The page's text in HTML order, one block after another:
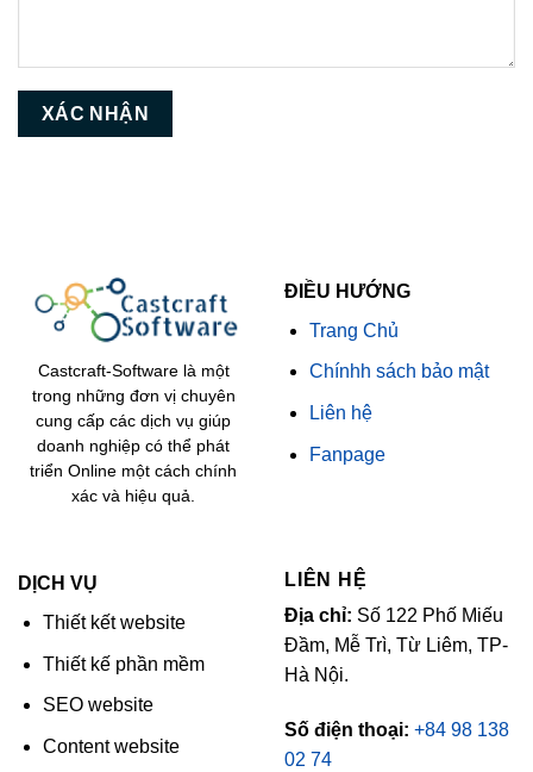
Castcraft-Software là một
trong những đơn vị chuyên
cung cấp các dịch vụ giúp
doanh nghiệp có thể phát
triển Online một cách chính
xác và hiệu quả.
ĐIỀU HƯỚNG
Trang Chủ
Chínhh sách bảo mật
Liên hệ
Fanpage
DỊCH VỤ
Thiết kết website
Thiết kế phần mềm
SEO website
Content website
LIÊN HỆ
Địa chỉ: Số 122 Phố Miếu
Đầm, Mễ Trì, Từ Liêm, TP-
Hà Nội.
Số điện thoại: +84 98 138
02 74